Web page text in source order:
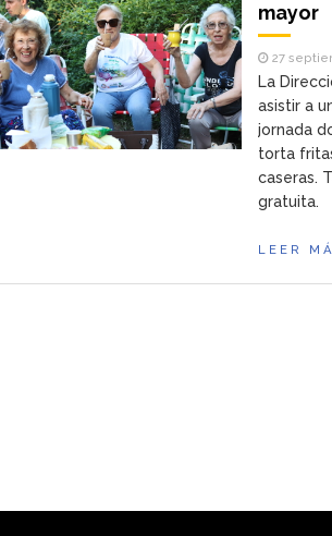
mayor
27
La
asistir a
jornada
torta
caseras.
gratuita.
LEER